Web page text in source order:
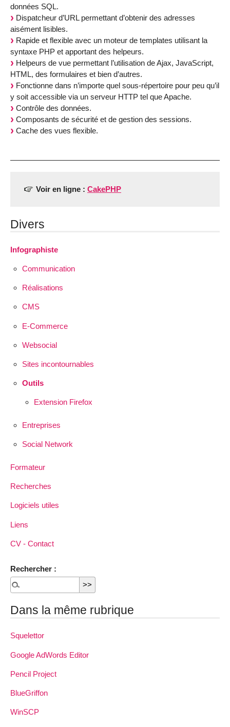
données SQL.
Dispatcheur d’URL permettant d’obtenir des adresses
aisément lisibles.
Rapide et flexible avec un moteur de templates utilisant la
syntaxe PHP et apportant des helpeurs.
Helpeurs de vue permettant l’utilisation de Ajax, JavaScript,
HTML, des formulaires et bien d’autres.
Fonctionne dans n’importe quel sous-répertoire pour peu qu’il
y soit accessible via un serveur HTTP tel que Apache.
Contrôle des données.
Composants de sécurité et de gestion des sessions.
Cache des vues flexible.
Voir en ligne : CakePHP
Divers
Infographiste
Communication
Réalisations
CMS
E-Commerce
Websocial
Sites incontournables
Outils
Extension Firefox
Entreprises
Social Network
Formateur
Recherches
Logiciels utiles
Liens
CV - Contact
Rechercher :
Dans la même rubrique
Squelettor
Google AdWords Editor
Pencil Project
BlueGriffon
WinSCP